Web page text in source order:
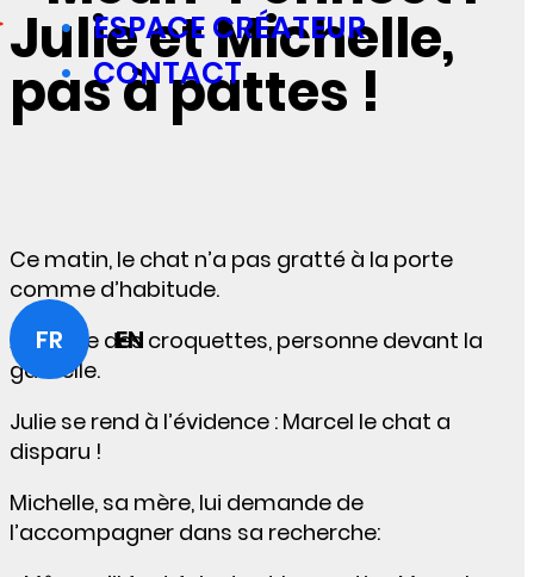
ESPACE CRÉATEUR
CONTACT
FR EN
Julie et Michelle,
pas à pattes !
Ce matin, le chat n’a pas gratté à la porte
comme d’habitude.
À l’heure des croquettes, personne devant la
gamelle.
Julie se rend à l’évidence : Marcel le chat a
disparu !
Michelle, sa mère, lui demande de
l’accompagner dans sa recherche: